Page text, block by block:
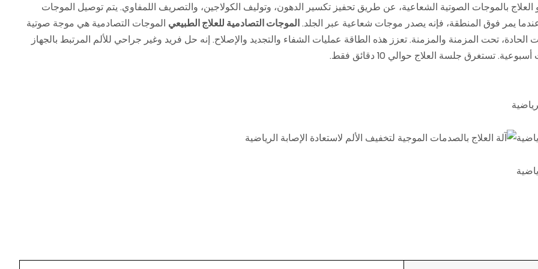
بالموجات الصوتية الشعاعية، عن طريق تحفيز تكسير الدهون، وتوليف الكولاجين، والتصريف اللمفاوي. يتم توصيل الموجات
يمر فوق المنطقة، فإنه يصدر موجات شعاعية عبر الجلد.الموجات التصادمية للعلاج الطبيعي الموجات التصادمية هي موجة صوتية
تحت المزمنة والمزمنة. تعزز هذه الطاقة عمليات الشفاء والتجديد والإصلاح. إنه حل فريد وغير جراحي للألم المرتبط بالجهاز
تستغرق جلسة العلاج حوالي 10 دقائق فقط.